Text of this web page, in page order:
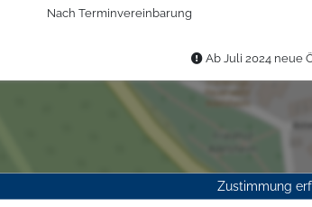
Nach Terminvereinbarung
Ab Juli 2024 neue
Zustimmung